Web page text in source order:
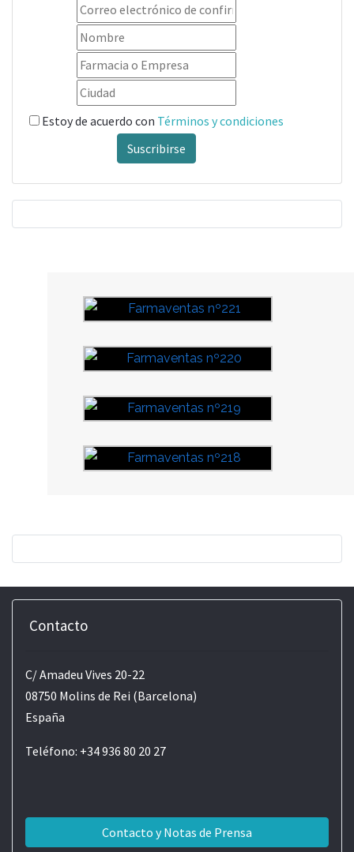
Estoy de acuerdo con Términos y condiciones
Suscribirse
Contacto
C/ Amadeu Vives 20-22
08750 Molins de Rei (Barcelona)
España
Teléfono: +34 936 80 20 27
Contacto y Notas de Prensa